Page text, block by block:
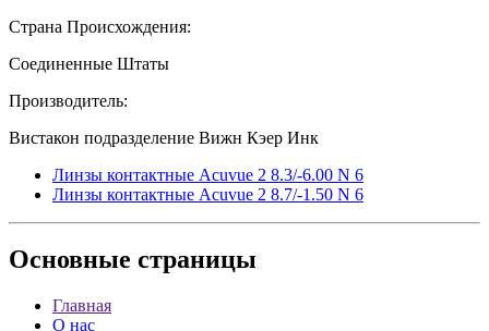
Страна Происхождения:
Соединенные Штаты
Производитель:
Вистакон подразделение Вижн Кэер Инк
Линзы контактные Acuvue 2 8.3/-6.00 N 6
Линзы контактные Acuvue 2 8.7/-1.50 N 6
Основные страницы
Главная
О нас